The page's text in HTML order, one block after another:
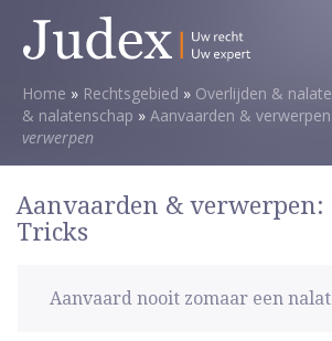
Home » Rechtsgebied » Overlijden &
& nalatenschap » Aanvaarden & verwerpen
verwerpen
Aanvaarden & verwerpen:
Tricks
Aanvaard nooit zomaar een